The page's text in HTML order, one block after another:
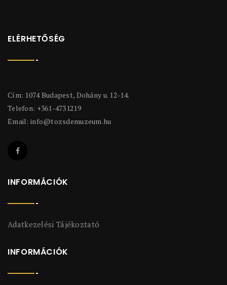
ELÉRHETŐSÉG
Cím: 1074 Budapest, Dohány u. 12-14.
Telefon: +361-4731219
Email: info@tozsdemuzeum.hu
INFORMÁCIÓK
Adatkezelési Tájékoztató
INFORMÁCIÓK